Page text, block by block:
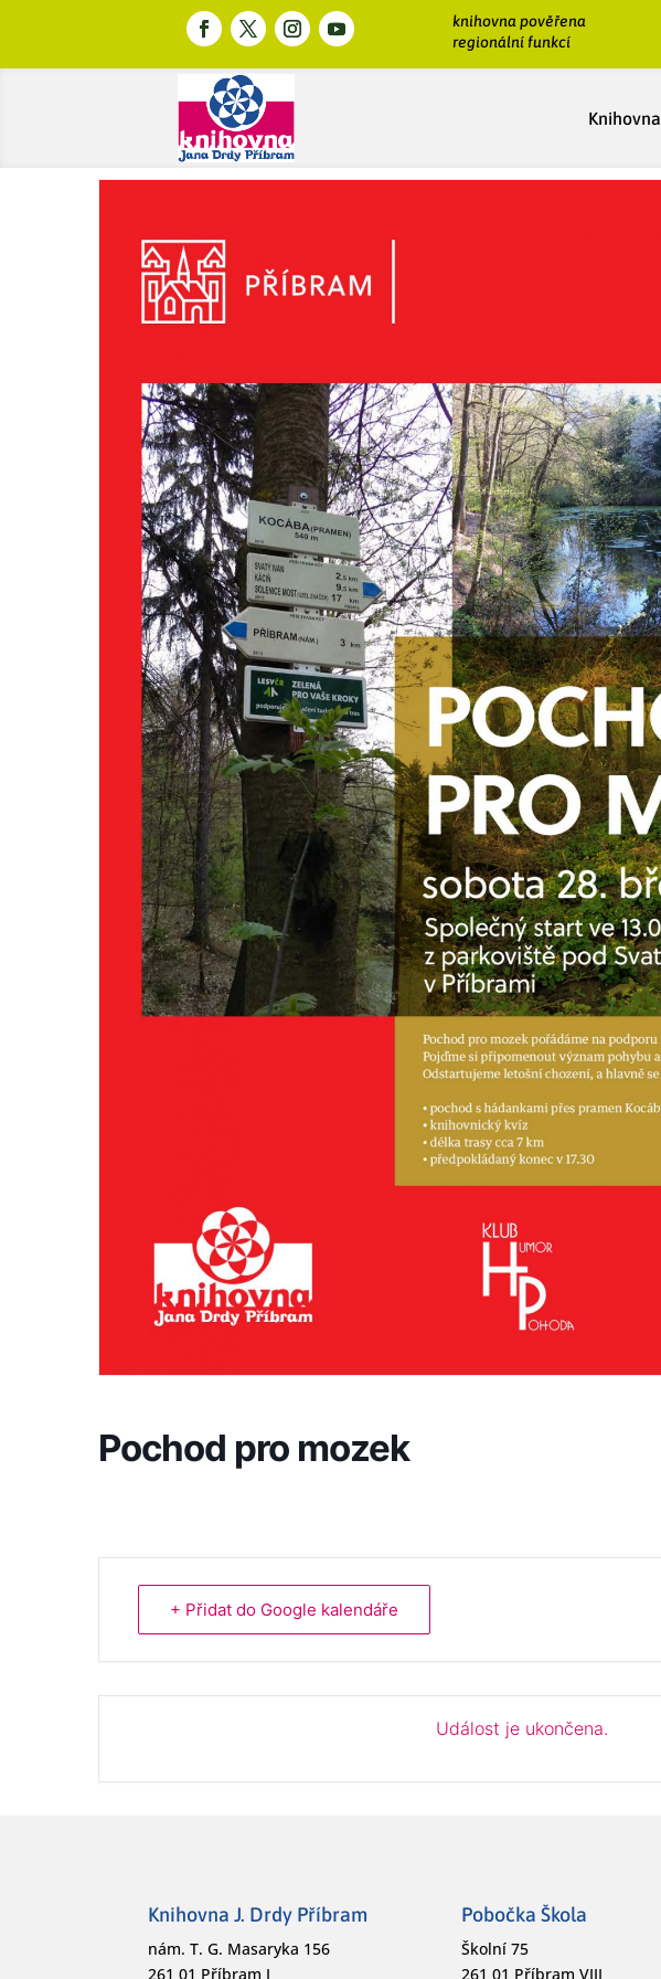
knihovna pověřena
regionální funkcí
Knihovna
Pochod pro mozek
+ Přidat do Google kalendáře
Událost je ukončena.
Knihovna J. Drdy Příbram
nám. T. G. Masaryka 156
261 01 Příbram I
Pobočka Škola
Školní 75
261 01 Příbram VIII